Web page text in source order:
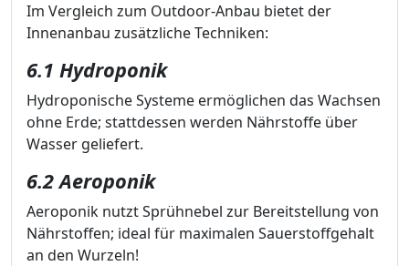
Im Vergleich zum Outdoor-Anbau bietet der
Innenanbau zusätzliche Techniken:
6.1 Hydroponik
Hydroponische Systeme ermöglichen das Wachsen
ohne Erde; stattdessen werden Nährstoffe über
Wasser geliefert.
6.2 Aeroponik
Aeroponik nutzt Sprühnebel zur Bereitstellung von
Nährstoffen; ideal für maximalen Sauerstoffgehalt
an den Wurzeln!